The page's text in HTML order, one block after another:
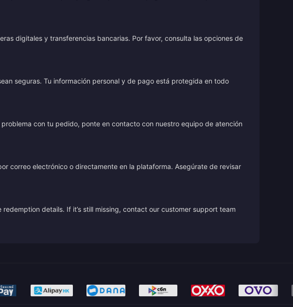
digitales y transferencias bancarias. Por favor, consulta las opciones de
seguras. Tu información personal y de pago está protegida en todo
con tu pedido, ponte en contacto con nuestro equipo de atención
correo electrónico o directamente en la plataforma. Asegúrate de revisar
details. If it’s still missing, contact our customer support team